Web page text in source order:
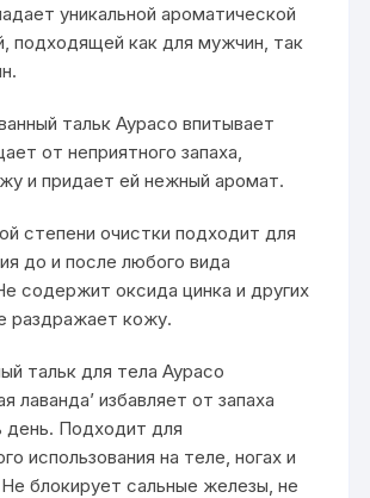
уникальной ароматической
подходящей как для мужчин, так
тальк Аурасо впитывает
от неприятного запаха,
и придает ей нежный аромат.
степени очистки подходит для
до и после любого вида
содержит оксида цинка и других
раздражает кожу.
тальк для тела Аурасо
лаванда’ избавляет от запаха
день. Подходит для
использования на теле, ногах и
блокирует сальные железы, не